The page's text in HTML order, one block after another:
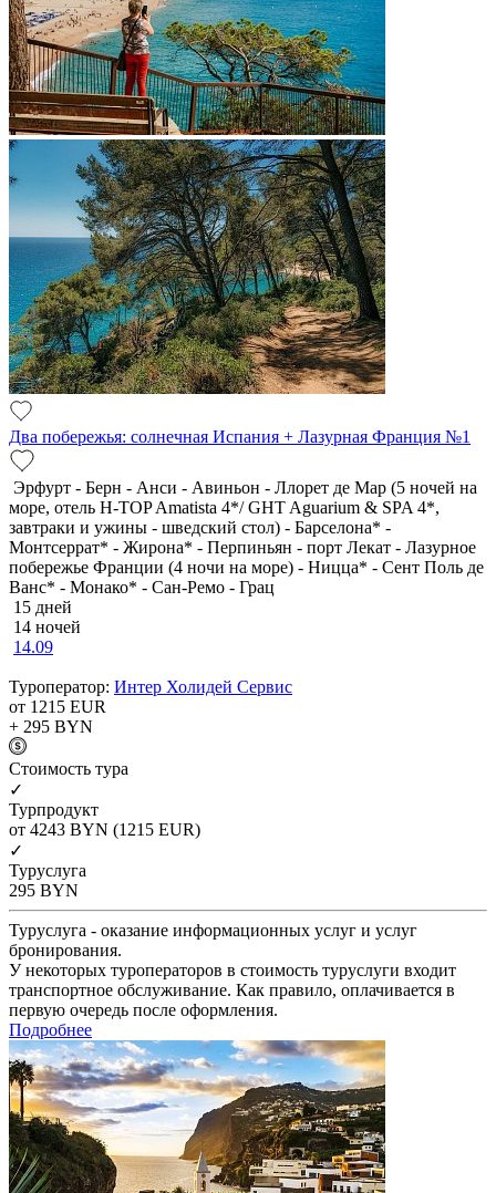
Два побережья: солнечная Испания + Лазурная Франция №1
Эрфурт - Берн - Анси - Авиньон - Ллорет де Мар (5 ночей на
море, отель H-TOP Amatista 4*/ GHT Aguarium & SPA 4*,
завтраки и ужины - шведский стол) - Барселона* -
Монтсеррат* - Жирона* - Перпиньян - порт Лекат - Лазурное
побережье Франции (4 ночи на море) - Ницца* - Сент Поль де
Ванс* - Монако* - Сан-Ремо - Грац
15 дней
14 ночей
14.09
Туроператор: Интер Холидей Сервис
от 1215 EUR
+ 295 BYN
Cтоимость тура
✓
Турпродукт
от 4243 BYN (1215 EUR)
✓
Туруслуга
295 BYN
Туруслуга - оказание информационных услуг и услуг
бронирования.
У некоторых туроператоров в стоимость туруслуги входит
транспортное обслуживание. Как правило, оплачивается в
первую очередь после оформления.
Подробнее